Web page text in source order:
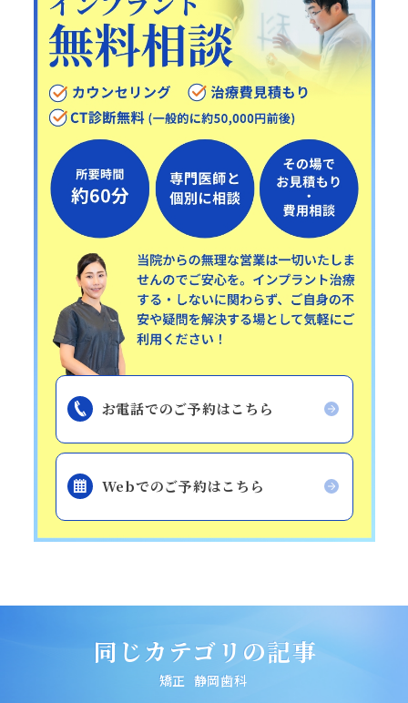
お電話でのご予約はこちら
Webでのご予約はこちら
同じカテゴリの記事
矯正 静岡歯科